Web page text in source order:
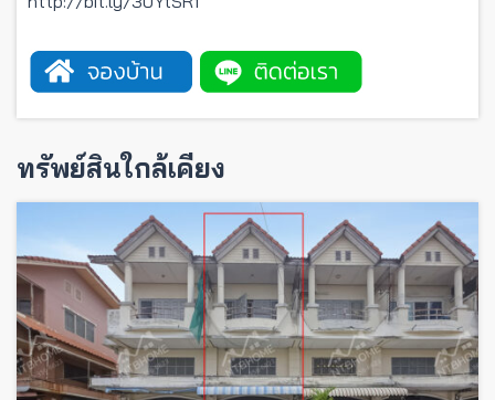
ทรัพย์สินใกล้เคียง